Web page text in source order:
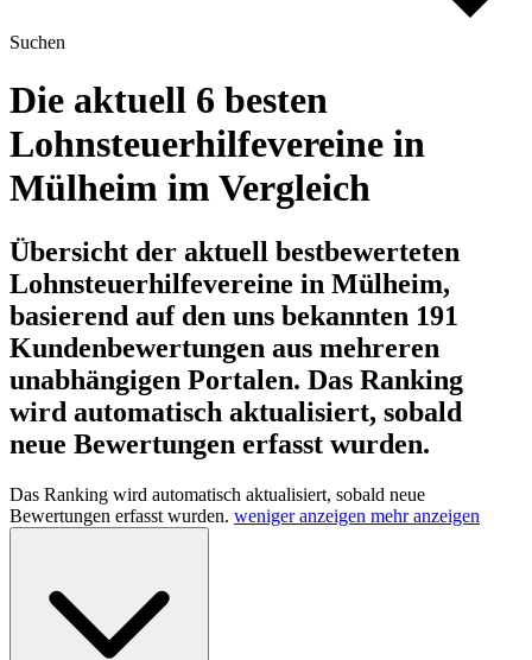
Suchen
Die aktuell 6 besten
Lohnsteuerhilfevereine in
Mülheim im Vergleich
Übersicht der aktuell bestbewerteten
Lohnsteuerhilfevereine in Mülheim,
basierend auf den uns bekannten 191
Kundenbewertungen aus mehreren
unabhängigen Portalen. Das Ranking
wird automatisch aktualisiert, sobald
neue Bewertungen erfasst wurden.
Das Ranking wird automatisch aktualisiert, sobald neue
Bewertungen erfasst wurden. weniger anzeigen mehr anzeigen